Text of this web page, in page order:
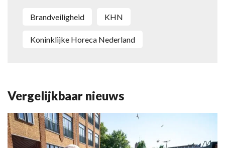
brandveiligheid KHN
Koninklijke Horeca Nederland
Vergelijkbaar nieuws